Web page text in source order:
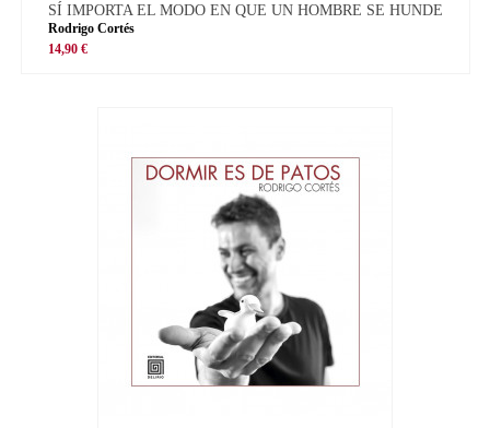
SÍ IMPORTA EL MODO EN QUE UN HOMBRE SE HUNDE
Rodrigo Cortés
14,90 €